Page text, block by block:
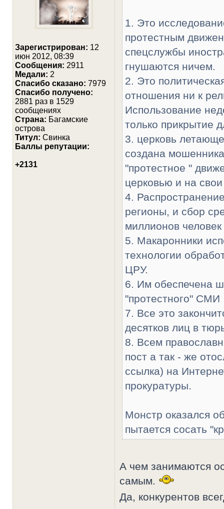
Зарегистрирован: 12
июн 2012, 08:39
Сообщения: 2911
Медали: 2
Cпасибо сказано: 7979
Спасибо получено:
2881 раз в 1529
сообщениях
Страна: Багамские
острова
Титул: Свинка
Баллы репутации:
+2131
1. Это
протестным
спецслужбы
гнушаются ничем.
2. Это
отношения ни к
Использование
только прикрытие
3. церковь
создана
"протестное "
церковью и на
4.
регионы, и сбор
миллионов человек
5. Макаронники
технологии
ЦРУ.
6. Им обеспечена
"протестного" СМИ
7. Все это
десятков лиц в
8. Всем
пост а так - же
ссылка) на
прокуратуры.
Монстр оказался
пытается сосать
А чем занимаются
самым.
Да, конкурентов